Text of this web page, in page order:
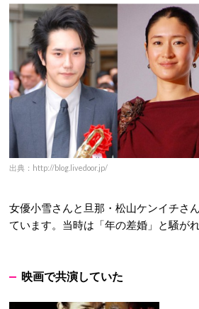
出典：http://blog.livedoor.jp/
女優小雪さんと旦那・松山ケンイチさん
ています。当時は「年の差婚」と騒がれ
映画で共演していた